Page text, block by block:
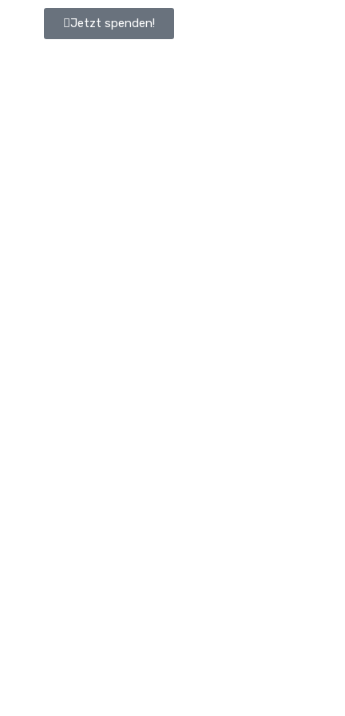
Jetzt spenden!